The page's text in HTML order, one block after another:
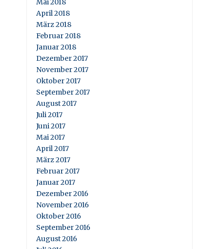
Mai 2018
April 2018
März 2018
Februar 2018
Januar 2018
Dezember 2017
November 2017
Oktober 2017
September 2017
August 2017
Juli 2017
Juni 2017
Mai 2017
April 2017
März 2017
Februar 2017
Januar 2017
Dezember 2016
November 2016
Oktober 2016
September 2016
August 2016